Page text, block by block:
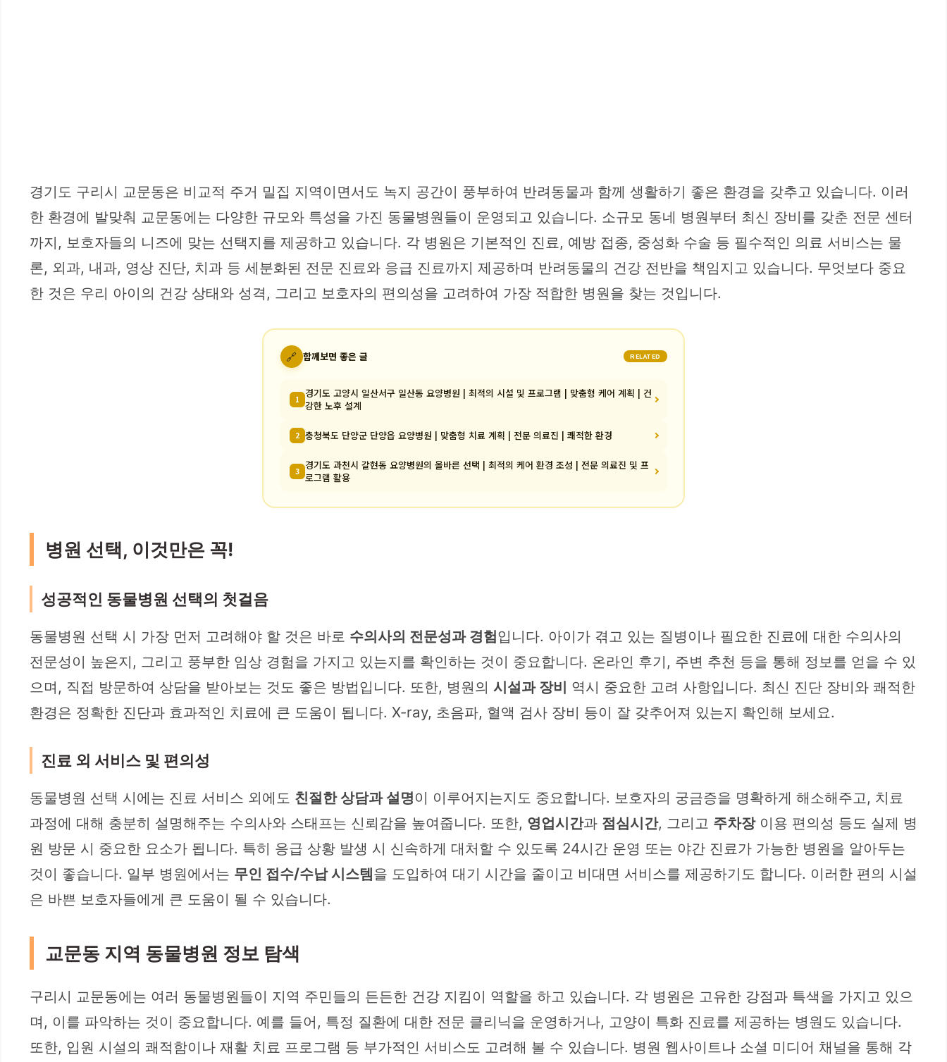
경기도 구리시 교문동은 비교적 주거 밀집 지역이면서도 녹지 공간이 풍부하여 반려동물과 함께 생활하기 좋은 환경을 갖추고 있습니다. 이러
한 환경에 발맞춰 교문동에는 다양한 규모와 특성을 가진 동물병원들이 운영되고 있습니다. 소규모 동네 병원부터 최신 장비를 갖춘 전문 센터
까지, 보호자들의 니즈에 맞는 선택지를 제공하고 있습니다. 각 병원은 기본적인 진료, 예방 접종, 중성화 수술 등 필수적인 의료 서비스는 물
론, 외과, 내과, 영상 진단, 치과 등 세분화된 전문 진료와 응급 진료까지 제공하며 반려동물의 건강 전반을 책임지고 있습니다. 무엇보다 중요
한 것은 우리 아이의 건강 상태와 성격, 그리고 보호자의 편의성을 고려하여 가장 적합한 병원을 찾는 것입니다.
🔗 함께보면 좋은 글 RELATED
1 경기도 고양시 일산서구 일산동 요양병원 | 최적의 시설 및 프로그램 | 맞춤형 케어 계획 | 건
강한 노후 설계
2 충청북도 단양군 단양읍 요양병원 | 맞춤형 치료 계획 | 전문 의료진 | 쾌적한 환경
3 경기도 과천시 갈현동 요양병원의 올바른 선택 | 최적의 케어 환경 조성 | 전문 의료진 및 프
로그램 활용
병원 선택, 이것만은 꼭!
성공적인 동물병원 선택의 첫걸음
동물병원 선택 시 가장 먼저 고려해야 할 것은 바로 수의사의 전문성과 경험입니다. 아이가 겪고 있는 질병이나 필요한 진료에 대한 수의사의
전문성이 높은지, 그리고 풍부한 임상 경험을 가지고 있는지를 확인하는 것이 중요합니다. 온라인 후기, 주변 추천 등을 통해 정보를 얻을 수 있
으며, 직접 방문하여 상담을 받아보는 것도 좋은 방법입니다. 또한, 병원의 시설과 장비 역시 중요한 고려 사항입니다. 최신 진단 장비와 쾌적한
환경은 정확한 진단과 효과적인 치료에 큰 도움이 됩니다. X-ray, 초음파, 혈액 검사 장비 등이 잘 갖추어져 있는지 확인해 보세요.
진료 외 서비스 및 편의성
동물병원 선택 시에는 진료 서비스 외에도 친절한 상담과 설명이 이루어지는지도 중요합니다. 보호자의 궁금증을 명확하게 해소해주고, 치료
과정에 대해 충분히 설명해주는 수의사와 스태프는 신뢰감을 높여줍니다. 또한, 영업시간과 점심시간, 그리고 주차장이용 편의성 등도 실제 병
원 방문 시 중요한 요소가 됩니다. 특히 응급 상황 발생 시 신속하게 대처할 수 있도록 24시간 운영 또는 야간 진료가 가능한 병원을 알아두는
것이 좋습니다. 일부 병원에서는 무인 접수/수납 시스템을 도입하여 대기 시간을 줄이고 비대면 서비스를 제공하기도 합니다. 이러한 편의 시설
은 바쁜 보호자들에게 큰 도움이 될 수 있습니다.
교문동 지역 동물병원 정보 탐색
구리시 교문동에는 여러 동물병원들이 지역 주민들의 든든한 건강 지킴이 역할을 하고 있습니다. 각 병원은 고유한 강점과 특색을 가지고 있으
며, 이를 파악하는 것이 중요합니다. 예를 들어, 특정 질환에 대한 전문 클리닉을 운영하거나, 고양이 특화 진료를 제공하는 병원도 있습니다.
또한, 입원 시설의 쾌적함이나 재활 치료 프로그램 등 부가적인 서비스도 고려해 볼 수 있습니다. 병원 웹사이트나 소셜 미디어 채널을 통해 각